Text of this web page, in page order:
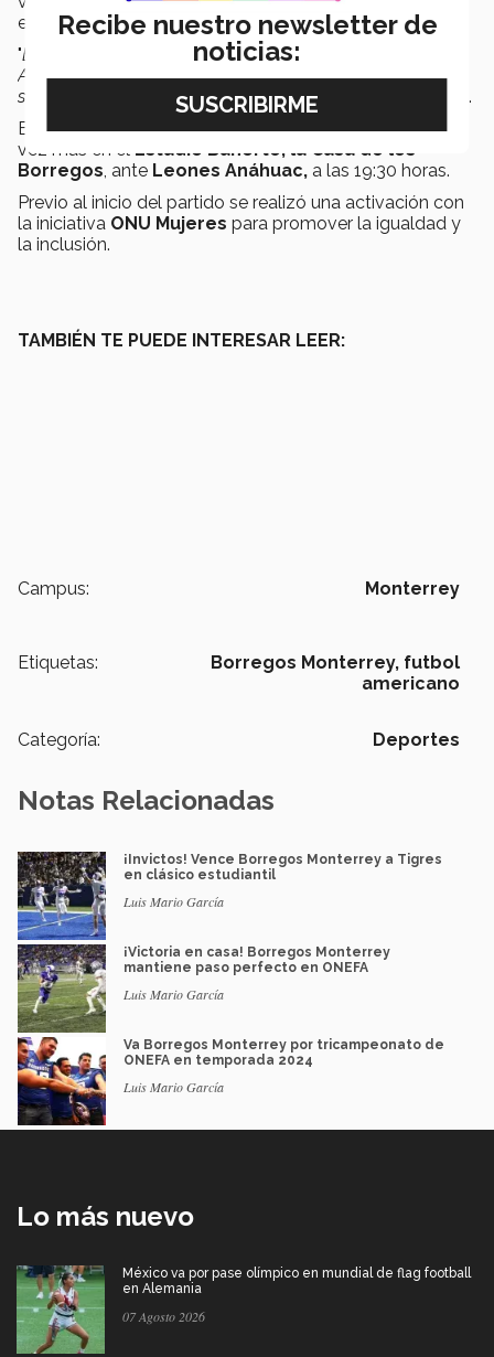
experiencia de juego.
"Es una 'w' más y a seguir pensando en lo que viene.
Ahora nos enfocamos en Leones, ya nos tocarán 2
semanas para enfocarnos en Borregos Puebla
", comentó.
El próximo viernesBorregos Monterreyjugará una
vez más en el Estadio Banorte, la Casa de los
Borregos, ante Leones Anáhuac, a las 19:30 horas.
Previo al inicio del partido se realizó una activación con
la iniciativa ONU Mujeres para promover la igualdad y
la inclusión.
TAMBIÉN TE PUEDE INTERESAR LEER:
Campus: Monterrey
Etiquetas: Borregos Monterrey, futbol
americano
Categoría: Deportes
Notas Relacionadas
¡Invictos! Vence Borregos Monterrey a Tigres
en clásico estudiantil
Luis Mario García
¡Victoria en casa! Borregos Monterrey
mantiene paso perfecto en ONEFA
Luis Mario García
Va Borregos Monterrey por tricampeonato de
ONEFA en temporada 2024
Luis Mario García
Lo más nuevo
México va por pase olímpico en mundial de flag football
en Alemania
07 Agosto 2026
Recibe nuestro newsletter de
noticias: